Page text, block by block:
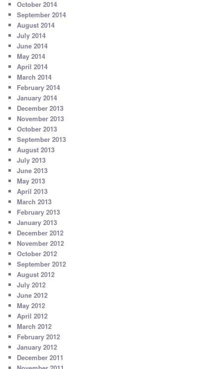
October 2014
September 2014
August 2014
July 2014
June 2014
May 2014
April 2014
March 2014
February 2014
January 2014
December 2013
November 2013
October 2013
September 2013
August 2013
July 2013
June 2013
May 2013
April 2013
March 2013
February 2013
January 2013
December 2012
November 2012
October 2012
September 2012
August 2012
July 2012
June 2012
May 2012
April 2012
March 2012
February 2012
January 2012
December 2011